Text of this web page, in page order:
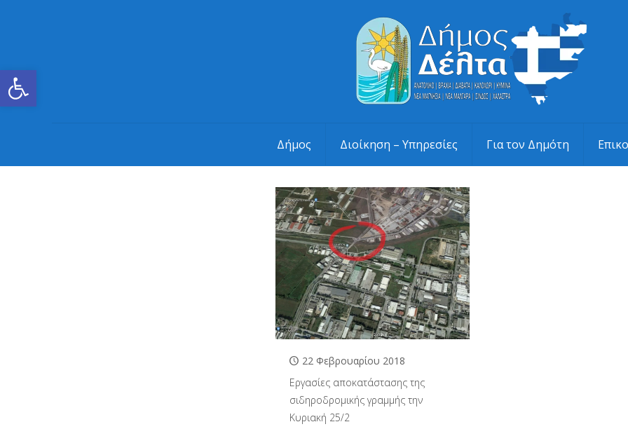
Ανοίξτε τη γραμμή εργαλείων
Δήμος Διοίκηση – Υπηρεσίες Για τον Δημότη
22 Φεβρουαρίου 2018
Εργασίες αποκατάστασης της
σιδηροδρομικής γραμμής την
Κυριακή 25/2